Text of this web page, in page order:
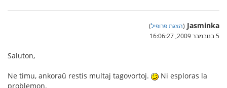
Jasminka
(הצגת פרופיל)
5 בנובמבר 2009, 16:06:27
Saluton,
Ne timu, ankoraŭ restis multaj tagovortoj.
Ni esploras la
problemon.